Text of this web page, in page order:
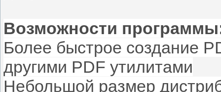
Возможности
Более быстрое создание
другими PDF утилитами
Небольшой размер